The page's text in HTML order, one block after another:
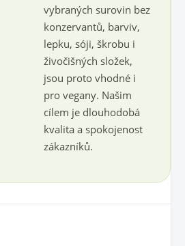
vybraných surovin bez
konzervantů, barviv,
lepku, sóji, škrobu i
živočišných složek,
jsou proto vhodné i
pro vegany. Našim
cílem je dlouhodobá
kvalita a spokojenost
zákazníků.